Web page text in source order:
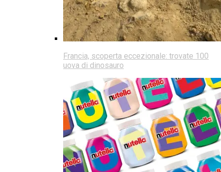
Francia, scoperta eccezionale: trovate 100
uova di dinosauro